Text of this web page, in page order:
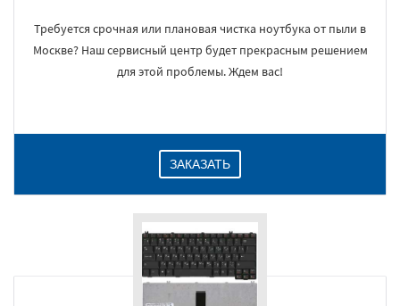
Требуется срочная или плановая чистка ноутбука от пыли в
Москве? Наш сервисный центр будет прекрасным решением
для этой проблемы. Ждем вас!
ЗАКАЗАТЬ